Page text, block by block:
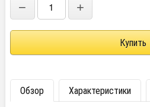
− +
Обзор Характеристики